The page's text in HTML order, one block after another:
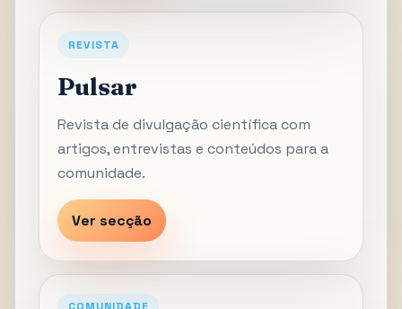
REVISTA
Pulsar
Revista de divulgação científica com
artigos, entrevistas e conteúdos para a
comunidade.
Ver secção